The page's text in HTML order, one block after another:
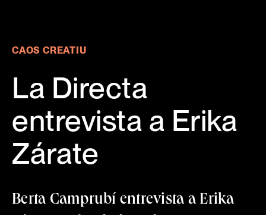
CAOS CREATIU
La Directa
entrevista a Erika
Zárate
Berta Camprubí entrevista a Erika